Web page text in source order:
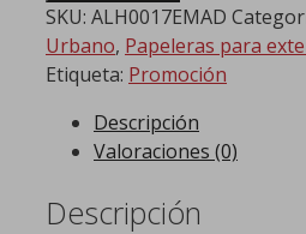
SKU: ALH0017EMAD
Urbano, Papeleras para
Etiqueta: Promoción
Descripción
Valoraciones (0)
Descripción